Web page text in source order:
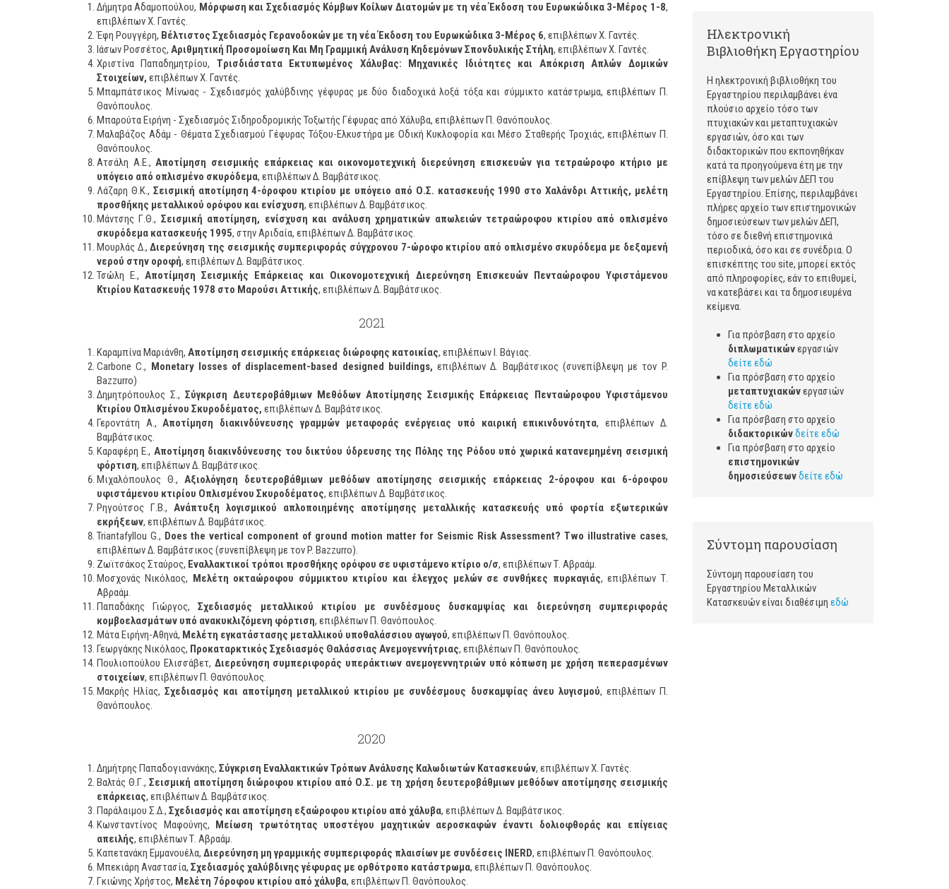
Δήμητρα Αδαμοπούλου, Μόρφωση και Σχεδιασμός Κόμβων Κοίλων Διατομών με τη νέα Έκδοση του Ευρωκώδικα 3-Μέρος 1-8,
επιβλέπων Χ. Γαντές.
Έφη Ρουγγέρη, Βέλτιστος Σχεδιασμός Γερανοδοκών με τη νέα Έκδοση του Ευρωκώδικα 3-Μέρος 6, επιβλέπων Χ. Γαντές.
Ιάσων Ροσσέτος, Αριθμητική Προσομοίωση Και Μη Γραμμική Ανάλυση Κηδεμόνων Σπονδυλικής Στήλη, επιβλέπων Χ. Γαντές.
Χριστίνα Παπαδημητρίου, Tρισδιάστατα Εκτυπωμένος Χάλυβας: Μηχανικές Ιδιότητες και Απόκριση Απλών Δομικών
Στοιχείων, επιβλέπων Χ. Γαντές.
Μπαμπάτσικος Μίνωας - Σχεδιασμός χαλύβδινης γέφυρας με δύο διαδοχικά λοξά τόξα και σύμμικτο κατάστρωμα, επιβλέπων Π.
Θανόπουλος.
Μπαρούτα Ειρήνη - Σχεδιασμός Σιδηροδρομικής Τοξωτής Γέφυρας από Χάλυβα, επιβλέπων Π. Θανόπουλος.
Μαλαβάζος Αδάμ - Θέματα Σχεδιασμού Γέφυρας Τόξου-Ελκυστήρα με Οδική Κυκλοφορία και Μέσο Σταθερής Τροχιάς, επιβλέπων Π.
Θανόπουλος.
Ατσάλη Α.Ε.,Αποτίμηση σεισμικής επάρκειας και οικονομοτεχνική διερεύνηση επισκευών για τετραώροφο κτήριο με
υπόγειο από οπλισμένο σκυρόδεμα, επιβλέπων Δ. Βαμβάτσικος.
Λάζαρη Θ.Κ., Σεισμική αποτίμηση 4-όροφου κτιρίου με υπόγειο από Ο.Σ. κατασκευής 1990 στο Χαλάνδρι Αττικής, μελέτη
προσθήκης μεταλλικού ορόφου και ενίσχυση, επιβλέπων Δ. Βαμβάτσικος.
Μάντσης Γ.Θ., Σεισμική αποτίμηση, ενίσχυση και ανάλυση χρηματικών απωλειών τετραώροφου κτιρίου από οπλισμένο
σκυρόδεμα κατασκευής 1995, στην Αριδαία, επιβλέπων Δ. Βαμβάτσικος.
Μουρλάς Δ.,Διερεύνηση της σεισμικής συμπεριφοράς σύγχρονου 7-ώροφο κτιρίου από οπλισμένο σκυρόδεμα με δεξαμενή
νερού στην οροφή, επιβλέπων Δ. Βαμβάτσικος.
Τσώλη Ε.,Αποτίμηση Σεισμικής Επάρκειας και Οικονομοτεχνική Διερεύνηση Επισκευών Πενταώροφου Υφιστάμενου
Κτιρίου Κατασκευής 1978 στο Μαρούσι Αττικής, επιβλέπων Δ. Βαμβάτσικος.
2021
Καραμπίνα Μαριάνθη, Αποτίμηση σεισμικής επάρκειας διώροφης κατοικίας, επιβλέπων Ι. Βάγιας.
Carbone C., Monetary losses of displacement-based designed buildings,επιβλέπων Δ. Βαμβάτσικος (συνεπίβλεψη με τον P.
Bazzurro)
Δημητρόπουλος Σ.,Σύγκριση Δευτεροβάθμιων Μεθόδων Αποτίμησης Σεισμικής Επάρκειας Πενταώροφου Υφιστάμενου
Κτιρίου Οπλισμένου Σκυροδέματος, επιβλέπων Δ. Βαμβάτσικος.
Γεροντάτη Α.,Αποτίμηση διακινδύνευσης γραμμών μεταφοράς ενέργειας υπό καιρική επικινδυνότητα, επιβλέπων Δ.
Βαμβάτσικος.
Καραφέρη Ε., Αποτίμηση διακινδύνευσης του δικτύου ύδρευσης της Πόλης της Ρόδου υπό χωρικά κατανεμημένη σεισμική
φόρτιση, επιβλέπων Δ. Βαμβάτσικος.
Μιχαλόπουλος Θ., Αξιολόγηση δευτεροβάθμιων μεθόδων αποτίμησης σεισμικής επάρκειας 2-όροφου και 6-όροφου
υφιστάμενου κτιρίου Οπλισμένου Σκυροδέματος, επιβλέπων Δ. Βαμβάτσικος.
Ρηγούτσος Γ.Β., Ανάπτυξη λογισμικού απλοποιημένης αποτίμησης μεταλλικής κατασκευής υπό φορτία εξωτερικών
εκρήξεων, επιβλέπων Δ. Βαμβάτσικος.
Triantafyllou G., Does the vertical component of ground motion matter for Seismic Risk Assessment? Two illustrative cases,
επιβλέπων Δ. Βαμβάτσικος (συνεπίβλεψη με τον P. Bazzurro).
Ζωϊτσάκος Σταύρος, Εναλλακτικοί τρόποι προσθήκης ορόφου σε υφιστάμενο κτίριο ο/σ, επιβλέπων Τ. Αβραάμ.
Μοσχονάς Νικόλαος, Μελέτη οκταώροφου σύμμικτου κτιρίου και έλεγχος μελών σε συνθήκες πυρκαγιάς, επιβλέπων Τ.
Αβραάμ.
Παπαδάκης Γιώργος,Σχεδιασμός μεταλλικού κτιρίου με συνδέσμους δυσκαμψίας και διερεύνηση συμπεριφοράς
κομβοελασμάτων υπό ανακυκλιζόμενη φόρτιση, επιβλέπων Π. Θανόπουλος.
Μάτα Ειρήνη-Αθηνά, Μελέτη εγκατάστασης μεταλλικού υποθαλάσσιου αγωγού, επιβλέπων Π. Θανόπουλος.
Γεωργάκης Νικόλαος, Προκαταρκτικός Σχεδιασμός Θαλάσσιας Ανεμογεννήτριας, επιβλέπων Π. Θανόπουλος.
Πουλιοπούλου Ελισσάβετ, Διερεύνηση συμπεριφοράς υπεράκτιων ανεμογεννητριών υπό κόπωση με χρήση πεπερασμένων
στοιχείων, επιβλέπων Π. Θανόπουλος.
Μακρής Ηλίας,Σχεδιασμός και αποτίμηση μεταλλικού κτιρίου με συνδέσμους δυσκαμψίας άνευ λυγισμού, επιβλέπων Π.
Θανόπουλος.
2020
Δημήτρης Παπαδογιαννάκης, Σύγκριση Εναλλακτικών Τρόπων Ανάλυσης Καλωδιωτών Κατασκευών, επιβλέπων Χ. Γαντές.
Βαλτάς Θ.Γ.,Σεισμική αποτίμηση διώροφου κτιρίου από Ο.Σ. με τη χρήση δευτεροβάθμιων μεθόδων αποτίμησης σεισμικής
επάρκειας, επιβλέπων Δ. Βαμβάτσικος.
Παράλαιμου Σ.Δ., Σχεδιασμός και αποτίμηση εξαώροφου κτιρίου από χάλυβα, επιβλέπων Δ. Βαμβάτσικος.
Κωνσταντίνος Μαφούνης, Μείωση τρωτότητας υποστέγου μαχητικών αεροσκαφών έναντι δολιοφθοράς και επίγειας
απειλής, επιβλέπων Τ. Αβραάμ.
Καπετανάκη Εμμανουέλα, Διερεύνηση μη γραμμικής συμπεριφοράς πλαισίων με συνδέσεις INERD, επιβλέπων Π. Θανόπουλος.
Μπεκιάρη Αναστασία, Σχεδιασμός χαλύβδινης γέφυρας με ορθότροπο κατάστρωμα, επιβλέπων Π. Θανόπουλος.
Γκιώνης Χρήστος, Μελέτη 7όροφου κτιρίου από χάλυβα, επιβλέπων Π. Θανόπουλος.
Ηλεκτρονική
Βιβλιοθήκη Εργαστηρίου
Η ηλεκτρονική βιβλιοθήκη του
Εργαστηρίου περιλαμβάνει ένα
πλούσιο αρχείο τόσο των
πτυχιακών και μεταπτυχιακών
εργασιών, όσο και των
διδακτορικών που εκπονηθήκαν
κατά τα προηγούμενα έτη με την
επίβλεψη των μελών ΔΕΠ του
Εργαστηρίου. Επίσης, περιλαμβάνει
πλήρες αρχείο των επιστημονικών
δημοσιεύσεων των μελών ΔΕΠ,
τόσο σε διεθνή επιστημονικά
περιοδικά, όσο και σε συνέδρια. Ο
επισκέπτης του site, μπορεί εκτός
από πληροφορίες, εάν το επιθυμεί,
να κατεβάσει και τα δημοσιευμένα
Για πρόσβαση στο αρχείο
διπλωματικώνεργασιών
δείτε εδώ
Για πρόσβαση στο αρχείο
μεταπτυχιακώνεργασιών
δείτε εδώ
Για πρόσβαση στο αρχείο
διδακτορικώνδείτε εδώ
Για πρόσβαση στο αρχείο
επιστημονικών
δημοσιεύσεωνδείτε εδώ
Σύντομη παρουσίαση
Σύντομη παρουσίαση του
Εργαστηρίου Μεταλλικών
Κατασκευών είναι διαθέσιμη εδώ